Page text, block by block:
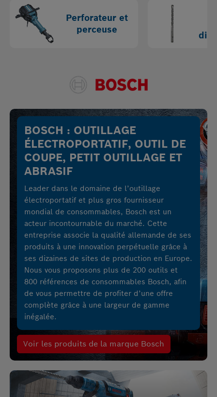
Perforateur et
perceuse
BOSCH : OUTILLAGE
ÉLECTROPORTATIF, OUTIL DE
COUPE, PETIT OUTILLAGE ET
ABRASIF
Leader dans le domaine de l’outillage
électroportatif et plus gros fournisseur
mondial de consommables, Bosch est un
acteur incontournable du marché. Cette
entreprise associe la qualité allemande de ses
produits à une innovation perpétuelle grâce à
ses dizaines de sites de production en Europe.
Nous vous proposons plus de 200 outils et
800 références de consommables Bosch, afin
de vous permettre de profiter d’une offre
complète grâce à une largeur de gamme
inégalée.
Voir les produits de la marque Bosch